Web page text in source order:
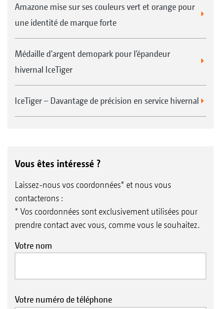
Amazone mise sur ses couleurs vert et orange pour
une identité de marque forte
Médaille d’argent demopark pour l’épandeur
hivernal IceTiger
IceTiger – Davantage de précision en service hivernal
Vous êtes intéressé ?
Laissez-nous vos coordonnées* et nous vous
contacterons :
* Vos coordonnées sont exclusivement utilisées pour
prendre contact avec vous, comme vous le souhaitez.
Votre nom
Votre numéro de téléphone